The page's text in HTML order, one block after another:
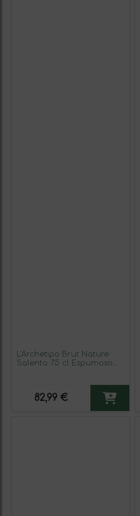
L'Archetipo Brut Nature
Salento 75 cl Espumoso
82,99 €